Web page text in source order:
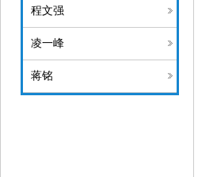
程文强
凌一峰
蒋铭